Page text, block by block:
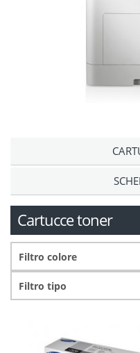
Cartucce toner